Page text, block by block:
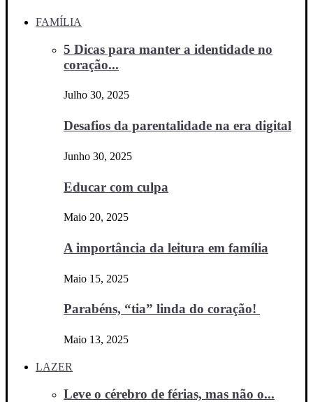
FAMÍLIA
5 Dicas para manter a identidade no
coração...
Julho 30, 2025
Desafios da parentalidade na era digital
Junho 30, 2025
Educar com culpa
Maio 20, 2025
A importância da leitura em família
Maio 15, 2025
Parabéns, “tia” linda do coração!
Maio 13, 2025
LAZER
Leve o cérebro de férias, mas não o...